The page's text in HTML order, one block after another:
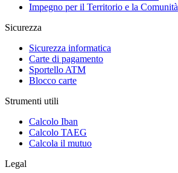
Impegno per il Territorio e la Comunità
Sicurezza
Sicurezza informatica
Carte di pagamento
Sportello ATM
Blocco carte
Strumenti utili
Calcolo Iban
Calcolo TAEG
Calcola il mutuo
Legal